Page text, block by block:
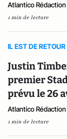
Atlantico Rédaction
1 min de lecture
IL EST DE RETOUR
Justin
premier
prévu le 26
Atlantico Rédaction
1 min de lecture